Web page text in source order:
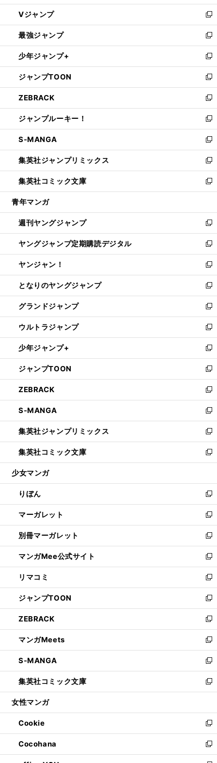
ウ
ィ
ン
ド
ウ
で
開
く
し
い
ウ
ィ
ン
ド
ウ
で
開
く
Vジャンプ
新
し
い
ウ
ィ
ン
ド
ウ
で
開
く
最強ジャンプ
新
し
い
ウ
ィ
ン
ド
ウ
で
開
く
少年ジャンプ+
新
し
い
ウ
ィ
ン
ド
ウ
で
開
く
ジャンプTOON
新
し
い
ウ
ィ
ン
ド
ウ
で
開
く
ZEBRACK
新
し
い
ウ
ィ
ン
ド
ウ
で
開
ジャンプルーキー！
新
し
い
ウ
ィ
ン
ド
ウ
開
く
S-MANGA
新
し
い
ウ
ィ
ン
ウ
で
開
く
集英社ジャンプリミックス
新
し
い
ウ
ン
ド
ウ
で
開
く
集英社コミック文庫
新
し
ウ
ィ
ン
ド
ウ
で
開
く
青年マンガ
週刊ヤングジャンプ
新
し
い
ウ
ィ
ン
ド
ウ
で
開
く
ヤングジャンプ定期購読デジタル
新
し
い
ウ
ィ
ン
ド
ウ
で
開
く
ヤンジャン！
新
し
い
ウ
ィ
ン
ド
ウ
で
開
く
となりのヤングジャンプ
新
し
い
ウ
ィ
ン
ド
ウ
で
開
く
グランドジャンプ
新
し
い
ウ
ィ
ン
ド
ウ
で
開
く
ウルトラジャンプ
新
し
い
ウ
ィ
ン
ド
ウ
で
開
く
少年ジャンプ+
新
し
い
ウ
ィ
ン
ド
ウ
で
開
く
ジャンプTOON
新
し
い
ウ
ィ
ン
ド
ウ
で
開
ZEBRACK
新
し
い
ウ
ィ
ン
ド
ウ
開
く
S-MANGA
新
し
い
ウ
ィ
ン
ウ
で
開
く
集英社ジャンプリミックス
新
し
い
ウ
ン
ド
ウ
で
開
く
集英社コミック文庫
新
し
ウ
ィ
ン
ド
ウ
で
開
く
少女マンガ
りぼん
新
し
い
ウ
ィ
ン
ド
ウ
で
開
く
マーガレット
新
し
い
ウ
ィ
ン
ド
ウ
で
開
く
別冊マーガレット
新
し
い
ウ
ィ
ン
ド
ウ
で
開
く
マンガMee公式サイト
新
し
い
ウ
ィ
ン
ド
ウ
で
開
く
リマコミ
新
し
い
ウ
ィ
ン
ド
ウ
で
開
く
ジャンプTOON
新
し
い
ウ
ィ
ン
ド
ウ
で
開
ZEBRACK
新
し
い
ウ
ィ
ン
ド
ウ
開
く
マンガMeets
新
し
い
ウ
ィ
ン
ウ
で
開
く
S-MANGA
新
し
い
ウ
ン
ド
ウ
で
開
集英社コミック文庫
新
し
ウ
ィ
ン
ド
ウ
女性マンガ
Cookie
新
し
い
ウ
Cocohana
新
し